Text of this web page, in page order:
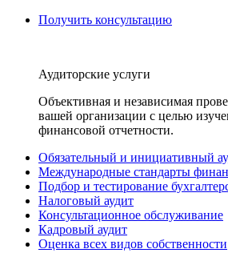
Получить консультацию
Аудиторские услуги
Объективная и независимая
вашей организации с целью
финансовой отчетности.
Обязательный и инициативный
Международные стандарты
Подбор и тестирование
Налоговый аудит
Консультационное обслуживание
Кадровый аудит
Оценка всех видов собственности